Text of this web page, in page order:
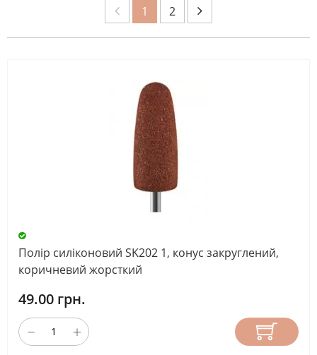
НАСАДКА
ПРИЗНАЧЕННЯ
ФРЕЗИ
ДОВЖИНА
РОБОЧОЇ
ЧАСТИНИ
1 2
Полір силіконовий SK202 1, конус закруглений,
коричневий жорсткий
49.00 грн.